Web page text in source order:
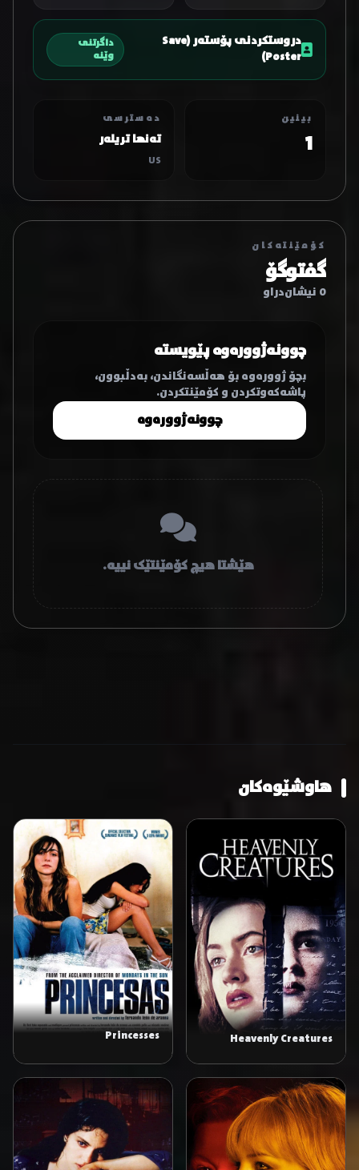
دروستکردنی پۆستەر (Save
Poster)
داگرتنی
وێنە
بینین
1
دەسترسی
تەنها تریلەر
US
کۆمێنتەکان
گفتوگۆ
0 نیشان‌دراو
چوونەژوورەوە پێویستە
بچۆ ژوورەوە بۆ هەڵسەنگاندن، بەدڵبوون،
پاشەکەوتکردن و کۆمێنتکردن.
چوونەژوورەوە
هێشتا هیچ کۆمێنتێک نییە.
هاوشێوەکان
Heavenly Creatures
Princesses